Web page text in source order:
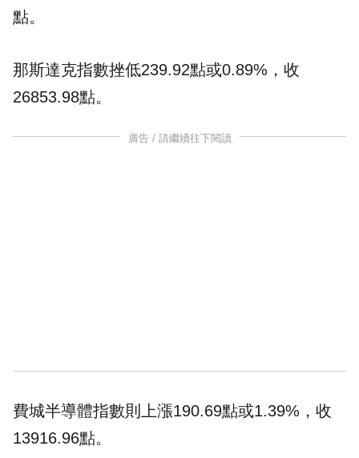
點。
那斯達克指數挫低239.92點或0.89%，收
26853.98點。
廣告 / 請繼續往下閱讀
費城半導體指數則上漲190.69點或1.39%，收
13916.96點。